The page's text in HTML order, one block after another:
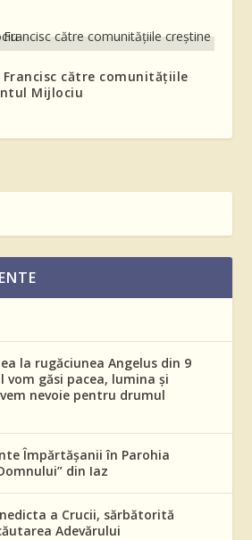
Francisc către comunitățiile
Mijlociu
la rugăciunea Angelus din 9
vom găsi pacea, lumina și
nevoie pentru drumul
Împărtășanii în Parohia
din Iaz
a Crucii, sărbătorită
Adevărului